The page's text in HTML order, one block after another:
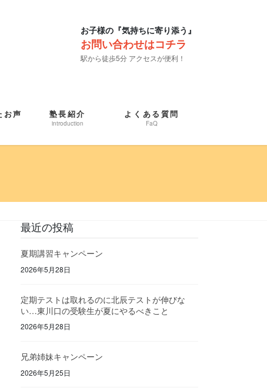
お子様の『気持ちに寄り添う』
お問い合わせはコチラ
駅から徒歩5分 アクセスが便利！
お声 塾長紹介
introduction
よくある質問
FaQ
最近の投稿
夏期講習キャンペーン
2026年5月28日
定期テストは取れるのに北辰テストが伸びな
い…東川口の受験生が夏にやるべきこと
2026年5月28日
兄弟姉妹キャンペーン
2026年5月25日